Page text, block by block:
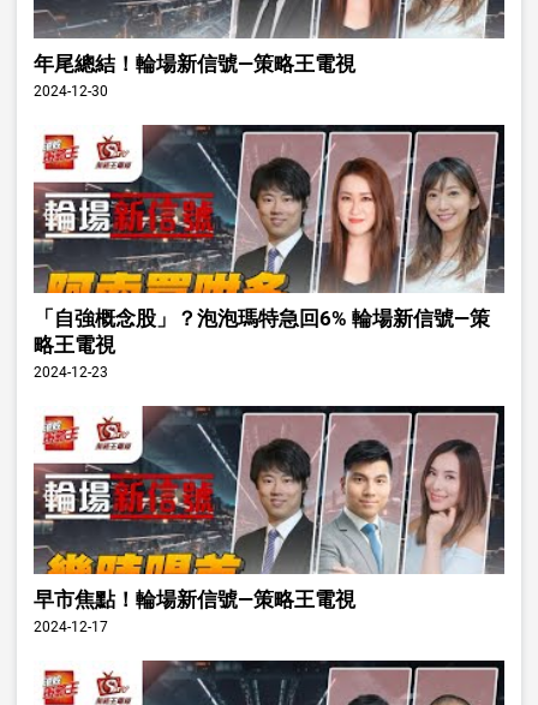
年尾總結！輪場新信號—策略王電視
2024-12-30
「自強概念股」？泡泡瑪特急回6% 輪場新信號—策
略王電視
2024-12-23
早市焦點！輪場新信號—策略王電視
2024-12-17